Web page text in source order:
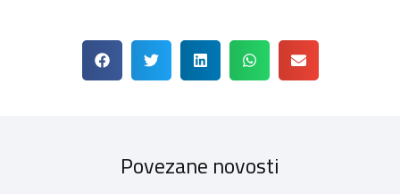
Povezane novosti